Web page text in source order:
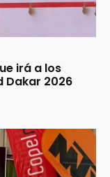
irá a los
Dakar 2026